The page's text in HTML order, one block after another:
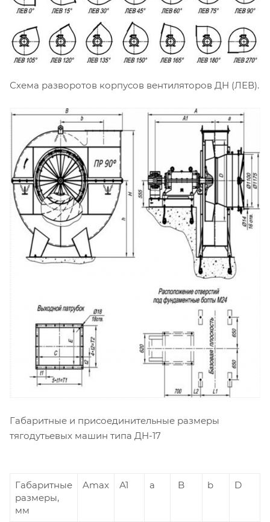
Схема разворотов корпусов вентиляторов ДН (ЛЕВ).
Габаритные и присоединительные размеры
тягодутьевых машин типа ДН-17
Габаритные
размеры,
мм
Amax А1 а B b D